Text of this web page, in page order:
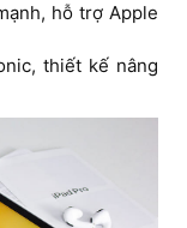
hỗ trợ Apple
thiết kế nâng